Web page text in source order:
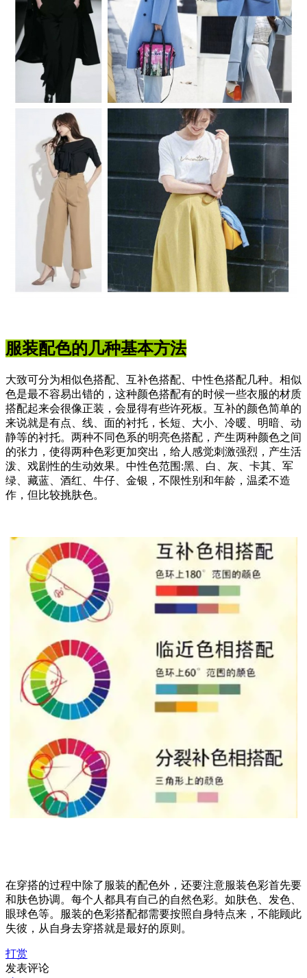
服装配色的几种基本方法
大致可分为相似色搭配、互补色搭配、中性色搭配几种。相似
色是最不容易出错的，这种颜色搭配有的时候一些衣服的材质
搭配起来会很像正装，会显得有些许死板。互补的颜色简单的
来说就是有点、线、面的衬托，长短、大小、冷暖、明暗、动
静等的衬托。两种不同色系的明亮色搭配，产生两种颜色之间
的张力，使得两种色彩更加突出，给人感觉刺激强烈，产生活
泼、戏剧性的生动效果。中性色范围:黑、白、灰、卡其、军
绿、藏蓝、酒红、牛仔、金银，不限性别和年龄，温柔不造
作，但比较挑肤色。
在穿搭的过程中除了服装的配色外，还要注意服装色彩首先要
和肤色协调。每个人都具有自己的自然色彩。如肤色、发色、
眼球色等。服装的色彩搭配都需要按照自身特点来，不能顾此
失彼，从自身去穿搭就是最好的原则。
打赏
发表评论